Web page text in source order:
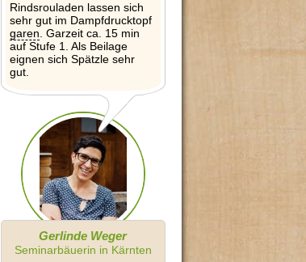
Rindsrouladen lassen sich
sehr gut im Dampfdrucktopf
garen . Garzeit ca. 15 min
auf Stufe 1. Als Beilage
eignen sich Spätzle sehr
gut.
Gerlinde Weger
Seminarbäuerin in Kärnten